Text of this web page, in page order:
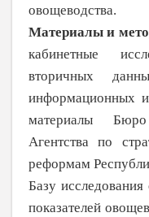
овощеводства.
Материалы и
кабинетные
вторичных
информационных
материалы Бюро
Агентства по
реформам
Базу исследования
показателей